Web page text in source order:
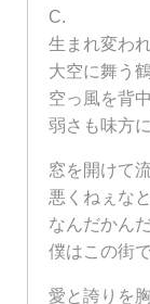
C.
生まれ変わ
大空に舞う
空っ風を背
弱さも味方
窓を開けて
悪くねぇな
なんだかん
僕はこの街
愛と誇りを